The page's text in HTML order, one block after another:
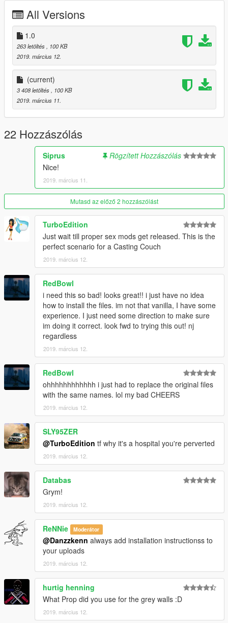
All Versions
1.0
263 letöltés
, 100 KB
2019. március 12.
(current)
3 408 letöltés
, 100 KB
2019. március 11.
22 Hozzászólás
Siprus
Rögzített Hozzászólás
Nice!
2019. március 11.
Mutasd az előző 2 hozzászólást
TurboEdition
Just wait till proper sex mods get released. This is the
perfect scenario for a Casting Couch
2019. március 12.
RedBowl
i need this so bad! looks great!! i just have no idea
how to install the files. im not that vanilla, I have some
experience. I just need some direction to make sure
im doing it correct. look fwd to trying this out! nj
regardless
2019. március 12.
RedBowl
ohhhhhhhhhhhh i just had to replace the original files
with the same names. lol my bad CHEERS
2019. március 12.
SLY95ZER
@TurboEdition tf why it's a hospital you're perverted
2019. március 12.
Databas
Grym!
2019. március 12.
ReNNie Moderátor
@Danzzkenn always add installation instructionss to
your uploads
2019. március 12.
hurtig henning
What Prop did you use for the grey walls :D
2019. március 12.